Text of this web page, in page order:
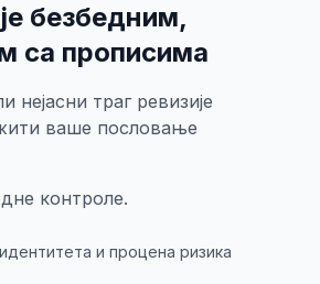
безбедним,
са прописима
траг ревизије
ваше пословање
контроле.
и процена ризика